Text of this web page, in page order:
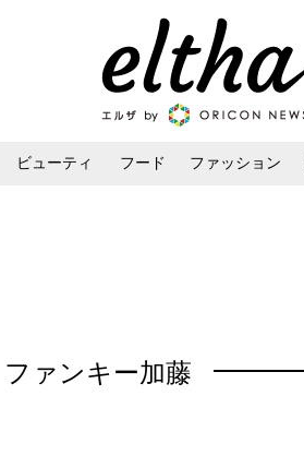
ビューティ フード ファッション
ァンキー加藤